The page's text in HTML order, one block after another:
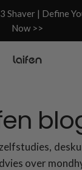
Shaver | Define
Now >>
over